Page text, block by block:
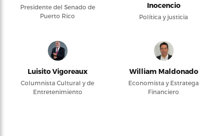
Presidente del Senado de
Puerto Rico
Inocencio
Política y justicia
Luisito Vigoreaux
Columnista Cultural y de
Entretenimiento
William Maldonado
Economista y Estratega
Financiero